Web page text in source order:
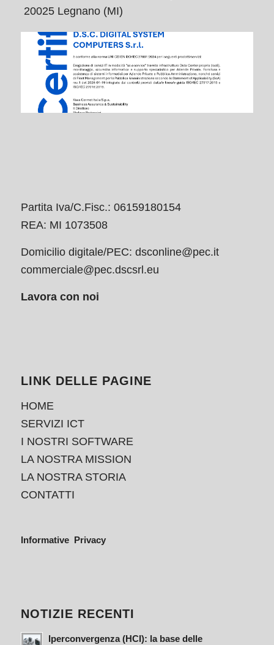
20025 Legnano (MI)
Partita Iva/C.Fisc.: 06159180154
REA: MI 1073508
Domicilio digitale/PEC: dsconline@pec.it
commerciale@pec.dscsrl.eu
Lavora con noi
LINK DELLE PAGINE
HOME
SERVIZI ICT
I NOSTRI SOFTWARE
LA NOSTRA MISSION
LA NOSTRA STORIA
CONTATTI
Informative Privacy
NOTIZIE RECENTI
Iperconvergenza (HCI): la base delle